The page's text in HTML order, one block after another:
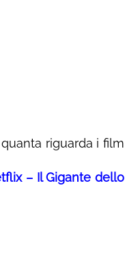
riguarda i film
– Il Gigante dello